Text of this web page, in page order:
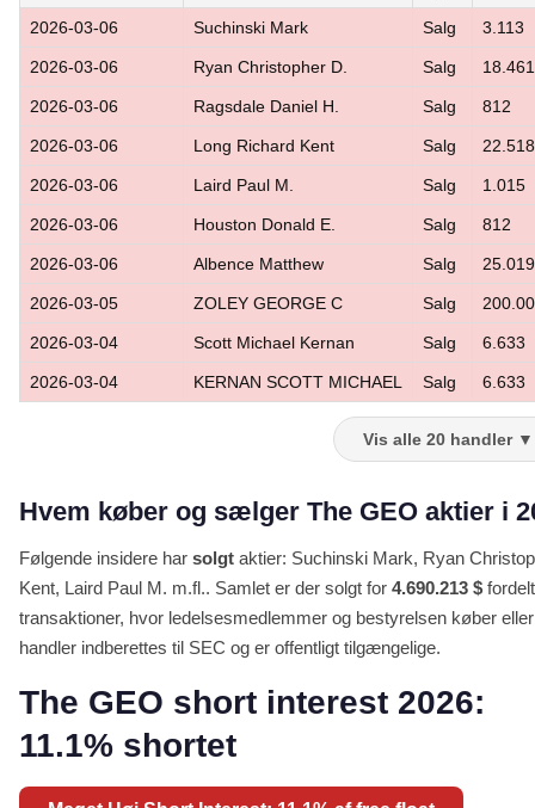
2026-03-06 Suchinski Mark Salg 3.113
2026-03-06 Ryan Christopher D. Salg 18.461
2026-03-06 Ragsdale Daniel H. Salg 812
2026-03-06 Long Richard Kent Salg 22.518
2026-03-06 Laird Paul M. Salg 1.015
2026-03-06 Houston Donald E. Salg 812
2026-03-06 Albence Matthew Salg 25.019
2026-03-05 ZOLEY GEORGE C Salg
2026-03-04 Scott Michael Kernan Salg 6.633
2026-03-04 KERNAN SCOTT MICHAEL Salg 6.633
Vis alle 20 handler ▼
Hvem køber og sælger The GEO aktier i
Følgende insidere har solgt aktier: Suchinski Mark, Ryan
Kent, Laird Paul M. m.fl.. Samlet er der solgt for 4.690.213 $
transaktioner, hvor ledelsesmedlemmer og bestyrelsen køber
handler indberettes til SEC og er offentligt tilgængelige.
The GEO short interest 2026:
11.1% shortet